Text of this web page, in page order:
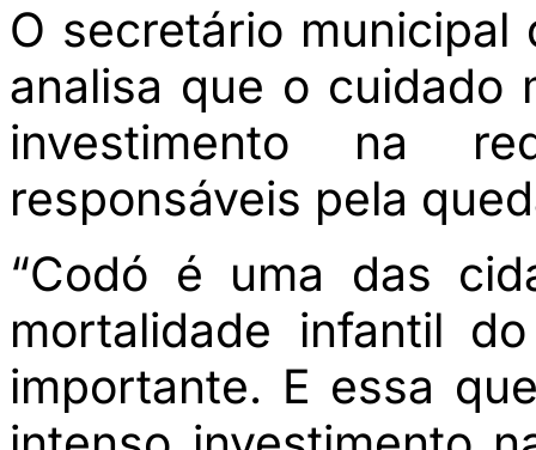
O secretário municipal
analisa que o cuidado
investimento na
responsáveis pela
“Codó é uma das
mortalidade infantil
importante. E essa